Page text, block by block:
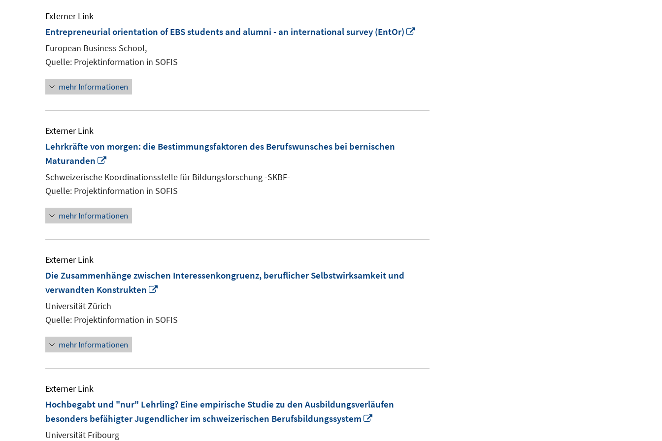
Externer Link
Entrepreneurial orientation of EBS students and alumni - an international survey (EntOr)
European Business School,
Quelle: Projektinformation in SOFIS
mehr Informationen
Externer Link
Lehrkräfte von morgen: die Bestimmungsfaktoren des Berufswunsches bei bernischen
Maturanden
neuem
Fenster
Schweizerische Koordinationsstelle für Bildungsforschung -SKBF-
Quelle: Projektinformation in SOFIS
mehr Informationen
Externer Link
Die Zusammenhänge zwischen Interessenkongruenz, beruflicher Selbstwirksamkeit und
verwandten Konstrukten
Fenster
Universität Zürich
Quelle: Projektinformation in SOFIS
mehr Informationen
Externer Link
Hochbegabt und "nur" Lehrling? Eine empirische Studie zu den Ausbildungsverläufen
besonders befähigter Jugendlicher im schweizerischen Berufsbildungssystem
Universität Fribourg